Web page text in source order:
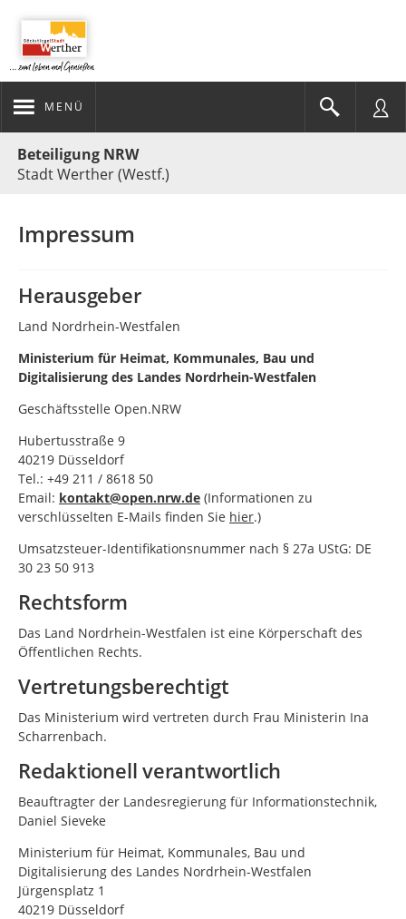
MENÜ
Beteiligung NRW
Stadt Werther (Westf.)
Impressum
Herausgeber
Land Nordrhein-Westfalen
Ministerium für Heimat, Kommunales, Bau und
Digitalisierung des Landes Nordrhein-Westfalen
Geschäftsstelle Open.NRW
Hubertusstraße 9
40219 Düsseldorf
Tel.: +49 211 / 8618 50
Email: kontakt@open.nrw.de (Informationen zu
verschlüsselten E-Mails finden Sie hier.)
Umsatzsteuer-Identifikationsnummer nach § 27a UStG: DE
30 23 50 913
Rechtsform
Das Land Nordrhein-Westfalen ist eine Körperschaft des
Öffentlichen Rechts.
Vertretungsberechtigt
Das Ministerium wird vertreten durch Frau Ministerin Ina
Scharrenbach.
Redaktionell verantwortlich
Beauftragter der Landesregierung für Informationstechnik,
Daniel Sieveke
Ministerium für Heimat, Kommunales, Bau und
Digitalisierung des Landes Nordrhein-Westfalen
Jürgensplatz 1
40219 Düsseldorf